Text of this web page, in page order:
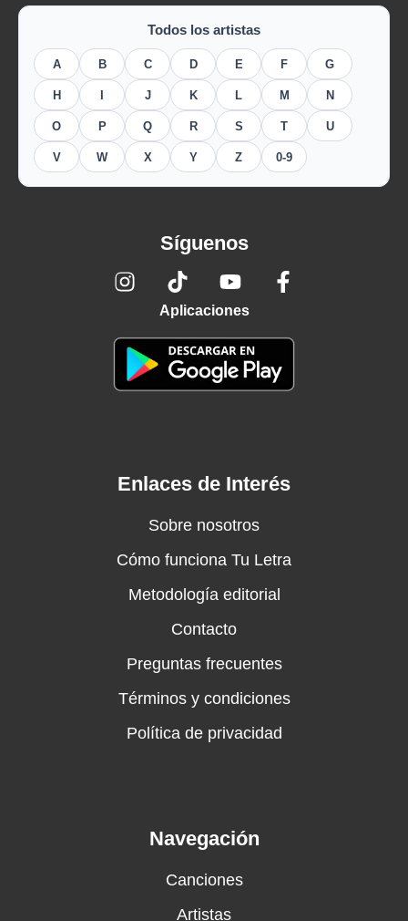
Todos los artistas
A B C D E F G
H J K L M N
O P Q R S T U
V W X Y Z 0-9
Síguenos
Aplicaciones
Enlaces de Interés
Sobre nosotros
Cómo funciona Tu Letra
Metodología editorial
Contacto
Preguntas frecuentes
Términos y condiciones
Política de privacidad
Navegación
Canciones
Artistas